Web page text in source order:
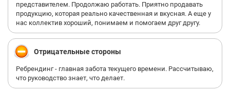
представителем. Продолжаю работать. Приятно продавать
продукцию, которая реально качественная и вкусная. А еще у
нас коллектив хороший, понимаем и помогаем друг другу.
Отрицательные стороны
Ребрендинг - главная забота текущего времени. Рассчитываю,
что руководство знает, что делает.